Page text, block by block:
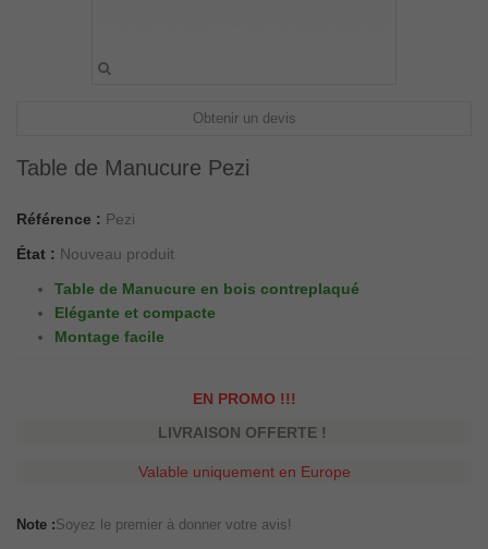
Obtenir un devis
Table de Manucure Pezi
Référence : Pezi
État : Nouveau produit
Table de Manucure en bois contreplaqué
Elégante et compacte
Montage facile
EN PROMO !!!
LIVRAISON OFFERTE !
Valable uniquement en Europe
Note :Soyez le premier à donner votre avis!